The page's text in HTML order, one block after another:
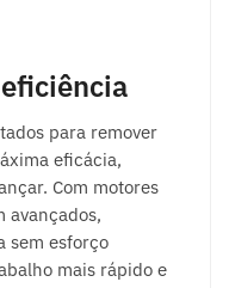
para remover
eficácia,
Com motores
avançados,
sem esforço
mais rápido e